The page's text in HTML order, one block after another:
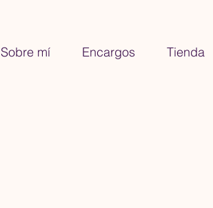
Sobre mí Encargos Tienda